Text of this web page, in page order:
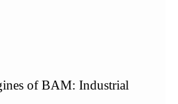
of BAM: Industrial